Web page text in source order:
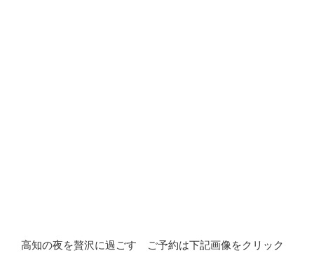
高知の夜を贅沢に過ごす ご予約は下記画像をクリック